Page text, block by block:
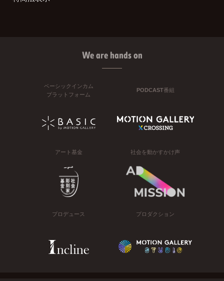
We are hands on
ベーシックインカム
プラットフォーム
PODCAST番組
アート基金 社会を動かすかけ声
プロデュース プロダクション